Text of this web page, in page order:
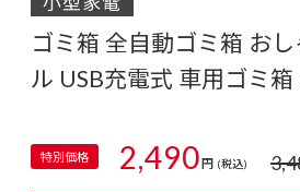
ゴミ箱 全自動ゴミ箱 お
ル USB充電式 車用ゴミ
特別価格 2,490円 (税込)